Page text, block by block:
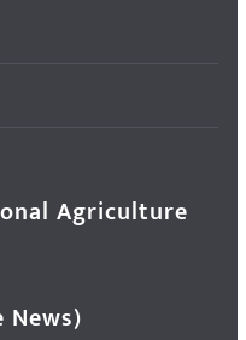
Agriculture
News)